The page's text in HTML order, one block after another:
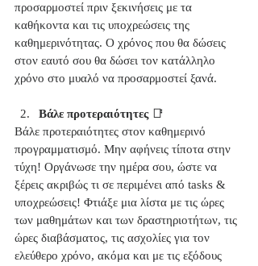
προσαρμοστεί πριν ξεκινήσεις με τα
καθήκοντα και τις υποχρεώσεις της
καθημερινότητας. Ο χρόνος που θα δώσεις
στον εαυτό σου θα δώσει τον κατάλληλο
χρόνο στο μυαλό να προσαρμοστεί ξανά.
Βάλε προτεραιότητες 📑
Βάλε προτεραιότητες στον καθημερινό
προγραμματισμό. Μην αφήνεις τίποτα στην
τύχη! Οργάνωσε την ημέρα σου, ώστε να
ξέρεις ακριβώς τι σε περιμένει από tasks &
υποχρεώσεις! Φτιάξε μια λίστα με τις ώρες
των μαθημάτων και των δραστηριοτήτων, τις
ώρες διαβάσματος, τις ασχολίες για τον
ελεύθερο χρόνο, ακόμα και με τις εξόδους